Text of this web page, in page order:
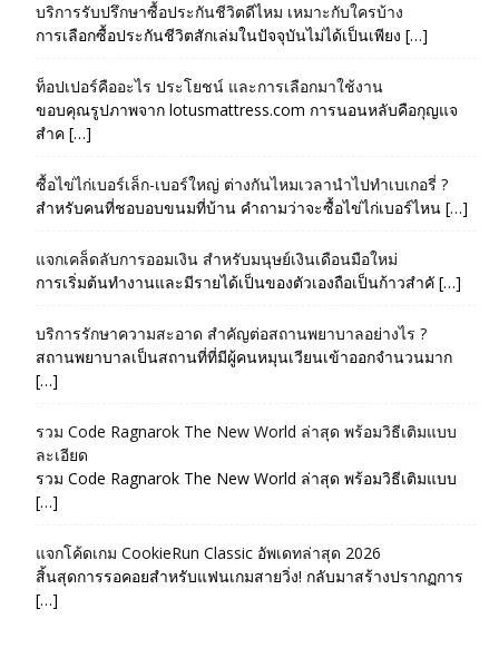
บริการรับปรึกษาซื้อประกันชีวิตดีไหม เหมาะกับใครบ้าง
การเลือกซื้อประกันชีวิตสักเล่มในปัจจุบันไม่ได้เป็นเพียง […]
ท็อปเปอร์คืออะไร ประโยชน์ และการเลือกมาใช้งาน
ขอบคุณรูปภาพจาก lotusmattress.com การนอนหลับคือกุญแจ
สำค […]
ซื้อไข่ไก่เบอร์เล็ก-เบอร์ใหญ่ ต่างกันไหมเวลานำไปทำเบเกอรี่ ?
สำหรับคนที่ชอบอบขนมที่บ้าน คำถามว่าจะซื้อไข่ไก่เบอร์ไหน […]
แจกเคล็ดลับการออมเงิน สำหรับมนุษย์เงินเดือนมือใหม่
การเริ่มต้นทำงานและมีรายได้เป็นของตัวเองถือเป็นก้าวสำคั […]
บริการรักษาความสะอาด สำคัญต่อสถานพยาบาลอย่างไร ?
สถานพยาบาลเป็นสถานที่ที่มีผู้คนหมุนเวียนเข้าออกจำนวนมาก
[…]
รวม Code Ragnarok The New World ล่าสุด พร้อมวิธีเติมแบบ
ละเอียด
รวม Code Ragnarok The New World ล่าสุด พร้อมวิธีเติมแบบ
[…]
แจกโค้ดเกม CookieRun Classic อัพเดทล่าสุด 2026
สิ้นสุดการรอคอยสำหรับแฟนเกมสายวิ่ง! กลับมาสร้างปรากฏการ
[…]